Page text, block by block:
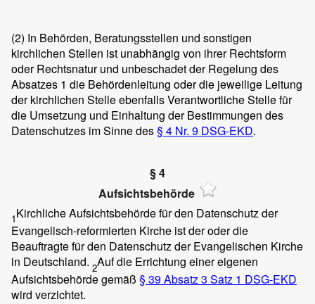
(2) In Behörden, Beratungsstellen und sonstigen
kirchlichen Stellen ist unabhängig von ihrer Rechtsform
oder Rechtsnatur und unbeschadet der Regelung des
Absatzes 1 die Behördenleitung oder die jeweilige Leitung
der kirchlichen Stelle ebenfalls Verantwortliche Stelle für
die Umsetzung und Einhaltung der Bestimmungen des
Datenschutzes im Sinne des§ 4 Nr. 9 DSG-EKD.
§ 4
Aufsichtsbehörde
1Kirchliche Aufsichtsbehörde für den Datenschutz der
Evangelisch-reformierten Kirche ist der oder die
Beauftragte für den Datenschutz der Evangelischen Kirche
in Deutschland. 2Auf die Errichtung einer eigenen
Aufsichtsbehörde gemäß § 39 Absatz 3 Satz 1 DSG-EKD
wird verzichtet.